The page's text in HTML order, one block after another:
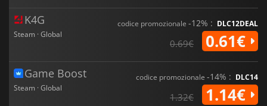
K4G
Steam · Global
codice promozionale -12% : DLC12DEAL
0.69€ 0.61€
Game Boost
Steam · Global
codice promozionale -14% : DLC14
1.32€ 1.14€